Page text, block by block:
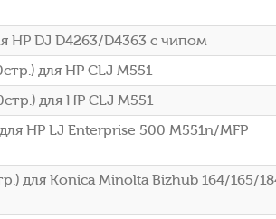
HP DJ D4263/D4363 с чипом
для HP CLJ M551
для HP CLJ M551
HP LJ Enterprise 500 M551n/MFP
для Konica Minolta Bizhub 164/165/